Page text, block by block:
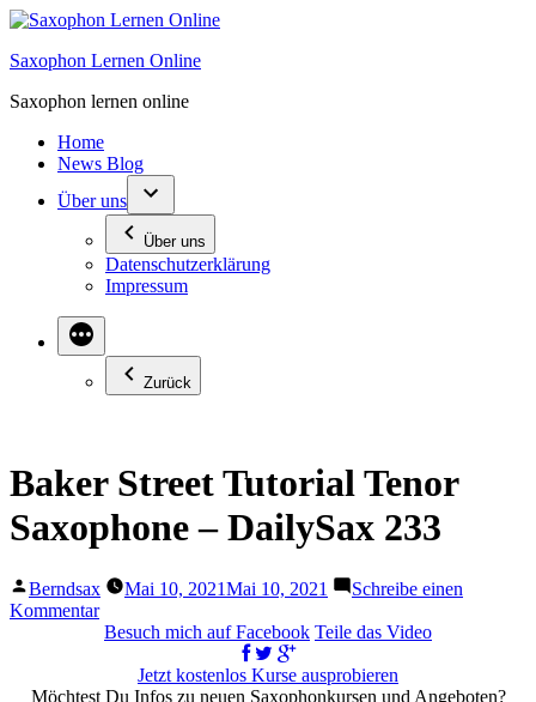
Zum
springen
Saxophon Lernen Online
Saxophon lernen online
Home
News Blog
Über uns
Über uns
Datenschutzerklärung
Impressum
Zurück
Baker Street Tutorial Tenor
Saxophone – DailySax 233
Veröffentlicht
von
Berndsax Mai 10, 2021Mai 10, 2021
Schreibe einen
Kommentarzu
Baker
Tutorial
Tenor
Besuch mich auf Facebook Teile das Video
Jetzt kostenlos Kurse ausprobieren
Möchtest Du Infos zu neuen Saxophonkursen und Angeboten?